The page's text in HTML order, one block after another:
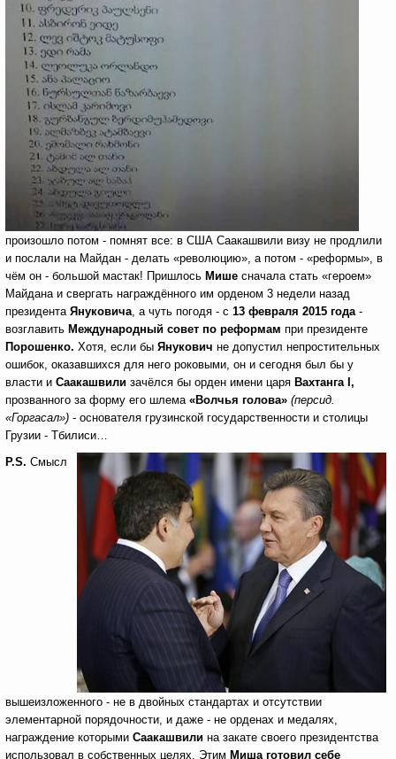
произошло потом - помнят все: в США Саакашвили визу не продлили
и послали на Майдан - делать «революцию», а потом - «реформы», в
чём он - большой мастак! Пришлось Мише сначала стать «героем»
Майдана и свергать награждённого им орденом 3 недели назад
президента Януковича, а чуть погодя - с 13 февраля 2015 года-
возглавить Международный совет по реформам при президенте
Порошенко. Хотя, если бы Янукович не допустил непростительных
ошибок, оказавшихся для него роковыми, он и сегодня был бы у
власти и Саакашвили зачёлся бы орден имени царя Вахтанга ,
прозванного за форму его шлема «Волчья голова» (персид.
«Горгасал») - основателя грузинской государственности и столицы
Грузии - Тбилиси…
P.S. Смысл
вышеизложенного - не в двойных стандартах и отсутствии
элементарной порядочности, и даже - не орденах и медалях,
награждение которыми Саакашвили на закате своего президентства
использовал в собственных целях. Этим Миша готовил себе